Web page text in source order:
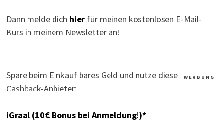
Dann melde dich hierfür meinen kostenlosen E-Mail-
Kurs in meinem Newsletter an!
W E R B U N G
Spare beim Einkauf bares Geld und nutze diese
Cashback-Anbieter:
iGraal (10€ Bonus bei Anmeldung!)*